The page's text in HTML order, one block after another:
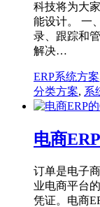
科技将为大
能设计。 一
录、跟踪和
解决…
ERP系统方案
分类方案, 系
电商
订单是电子
业电商平台
凭证。电商